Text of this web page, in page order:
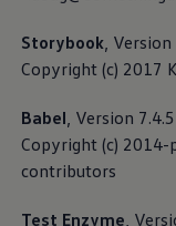
Met de digitale
via je pc of
hebt, is je
VIN-nummer
Storybook, Version
Copyright (c) 2017
Babel, Version 7.4.5
Copyright (c) 2014-
contributors
Test Enzyme,